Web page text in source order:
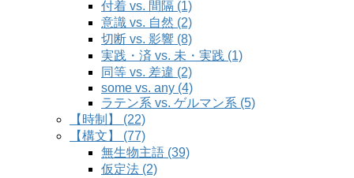
付着 vs. 間隔 (1)
意識 vs. 自然 (2)
切断 vs. 影響 (8)
実践・済 vs. 未・実践 (1)
同等 vs. 差違 (2)
some vs. any (4)
ラテン系 vs. ゲルマン系 (5)
【時制】 (22)
【構文】 (77)
無生物主語 (39)
仮定法 (2)